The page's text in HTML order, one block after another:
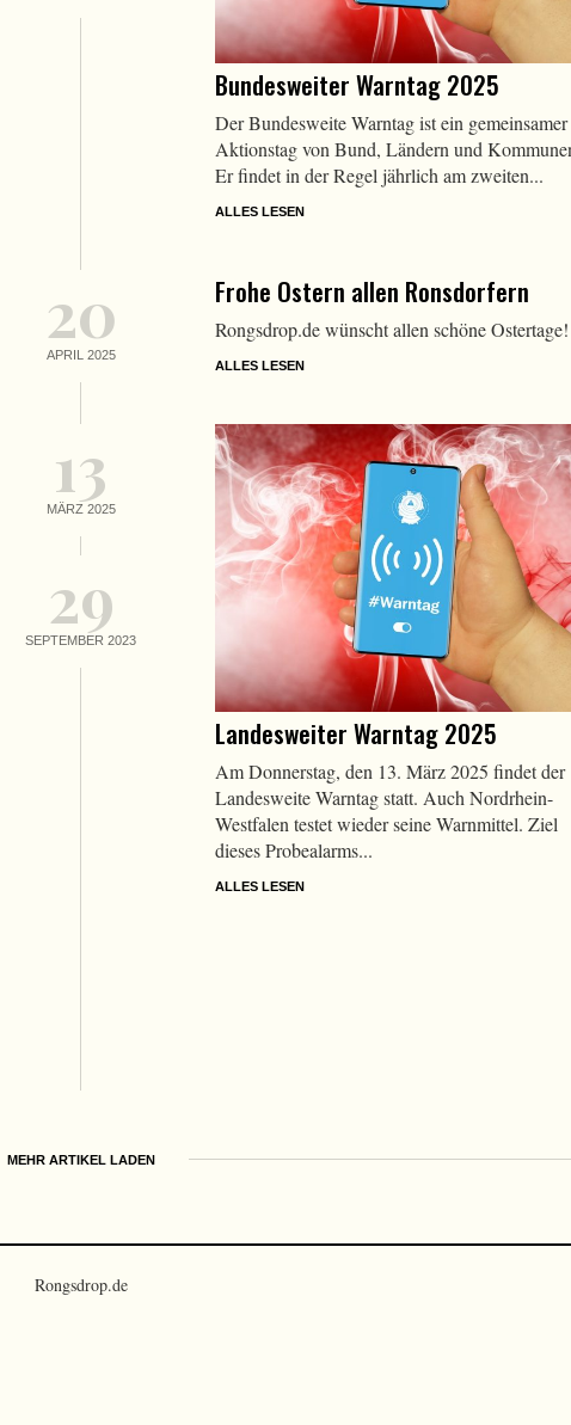
Bundesweiter Warntag 2025
Der Bundesweite Warntag ist ein gemeinsamer
Aktionstag von Bund, Ländern und
Er findet in der Regel jährlich am zweiten...
ALLES LESEN
20
APRIL 2025
Frohe Ostern allen Ronsdorfern
Rongsdrop.de wünscht allen schöne Ostertage!
ALLES LESEN
13
MÄRZ 2025
Landesweiter Warntag 2025
Am Donnerstag, den 13. März 2025 findet der
Landesweite Warntag statt. Auch Nordrhein-
Westfalen testet wieder seine Warnmittel. Ziel
dieses Probealarms...
ALLES LESEN
29
SEPTEMBER 2023
MEHR ARTIKEL LADEN
Rongsdrop.de